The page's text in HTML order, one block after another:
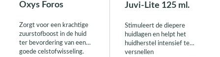
Oxys Foros
Zorgt voor een krachtige
zuurstofboost in de huid
ter bevordering van een
goede celstofwisseling.
Juvi-Lite 125 ml.
Stimuleert de diepere
huidlagen en helpt het
huidherstel intensief te
versnellen